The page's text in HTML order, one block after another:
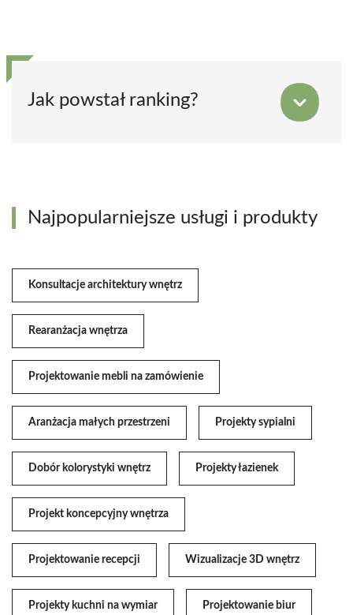
Jak powstał ranking?
Najpopularniejsze usługi i produkty
Konsultacje architektury wnętrz
Rearanżacja wnętrza
Projektowanie mebli na zamówienie
Aranżacja małych przestrzeni Projekty sypialni
Dobór kolorystyki wnętrz Projekty łazienek
Projekt koncepcyjny wnętrza
Projektowanie recepcji Wizualizacje 3D wnętrz
Projekty kuchni na wymiar Projektowanie biur